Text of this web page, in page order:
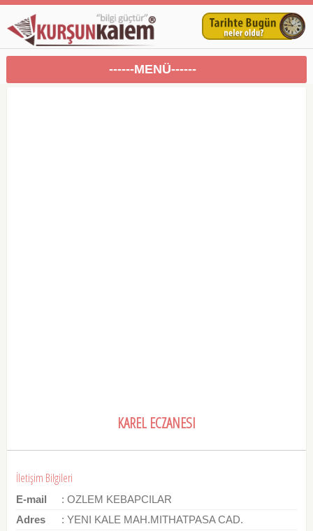
------MENÜ------
KAREL ECZANESI
İletişim Bilgileri
E-mail
: OZLEM KEBAPCILAR
Adres
: YENI KALE MAH.MITHATPASA CAD.